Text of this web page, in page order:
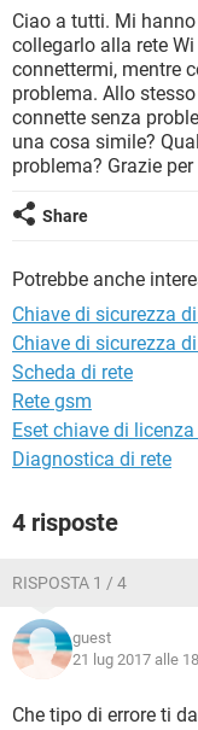
HARDWARE
INSTAGRAM
TIKTOK
HARDWARE
iOS
INSTAGRAM
TIKTOK
HARDWARE
COVID-19
INTRATTENIMENTO
iOS
TIKTOK
HARDWARE
Ciao a tutti. Mi
collegarlo alla rete
connettermi, mentre
problema. Allo
connette senza
una cosa simile?
problema? Grazie
Share
Potrebbe anche
Chiave di sicurezza
Chiave di sicurezza
Scheda di rete
Rete gsm
Eset chiave di
Diagnostica di rete
4 risposte
RISPOSTA 1 / 4
guest
21 lug 2017 alle
Che tipo di errore ti